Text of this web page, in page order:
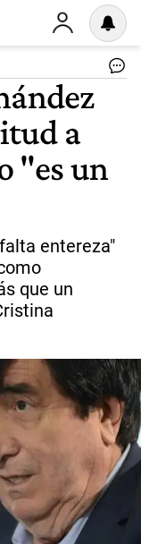
a
"es un
entereza"
que un